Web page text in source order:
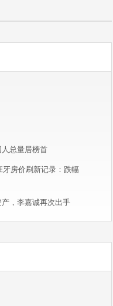
总量居榜首
牙房价刷新记录：跌幅
产，李嘉诚再次出手